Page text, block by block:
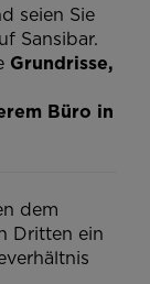
seien Sie
Sansibar.
Grundrisse,
Büro in
dem
Dritten ein